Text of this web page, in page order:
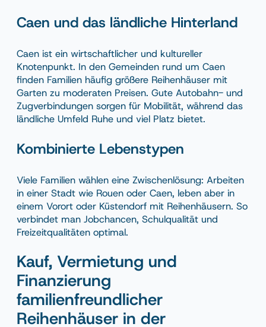
Caen und das ländliche Hinterland
Caen ist ein wirtschaftlicher und kultureller
Knotenpunkt. In den Gemeinden rund um Caen
finden Familien häufig größere Reihenhäuser mit
Garten zu moderaten Preisen. Gute Autobahn- und
Zugverbindungen sorgen für Mobilität, während das
ländliche Umfeld Ruhe und viel Platz bietet.
Kombinierte Lebenstypen
Viele Familien wählen eine Zwischenlösung: Arbeiten
in einer Stadt wie Rouen oder Caen, leben aber in
einem Vorort oder Küstendorf mit Reihenhäusern. So
verbindet man Jobchancen, Schulqualität und
Freizeitqualitäten optimal.
Kauf, Vermietung und
Finanzierung
familienfreundlicher
Reihenhäuser in der